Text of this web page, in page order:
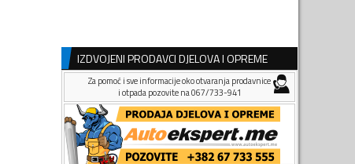
IZDVOJENI PRODAVCI DJELOVA I OPREME
Za pomoć i sve informacije oko otvaranja prodavnice
i otpada pozovite na 067/733-941